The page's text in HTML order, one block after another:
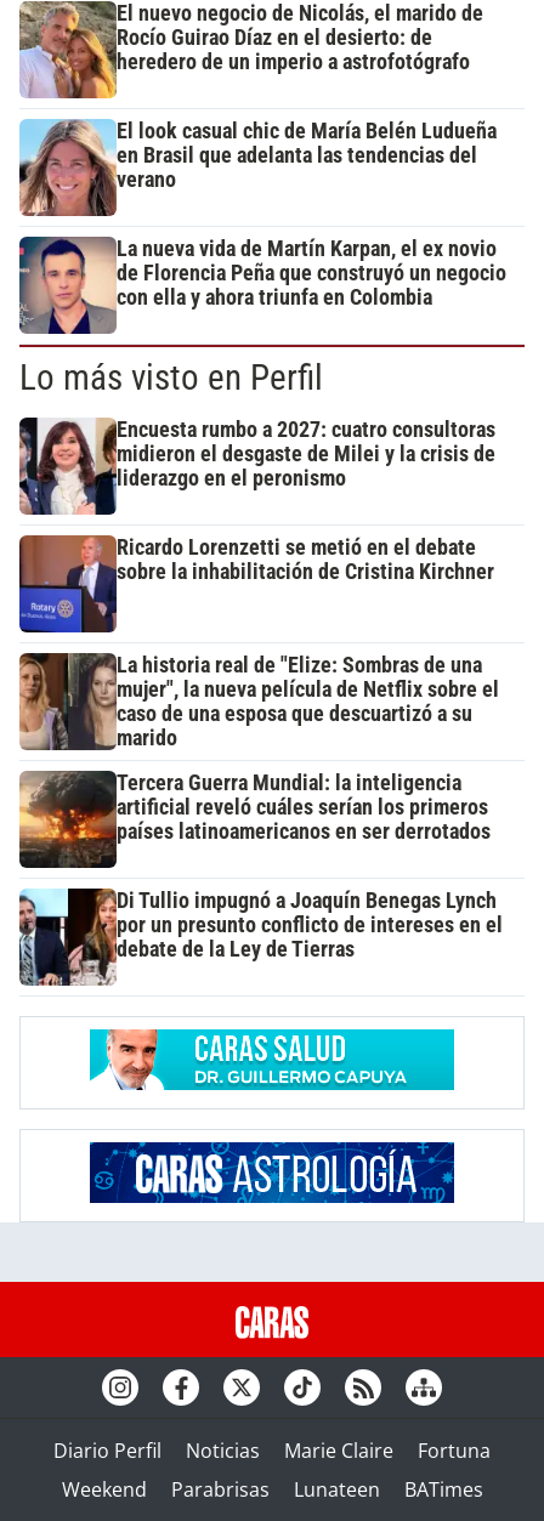
El nuevo negocio de Nicolás, el marido de
Rocío Guirao Díaz en el desierto: de
heredero de un imperio a astrofotógrafo
El look casual chic de María Belén Ludueña
en Brasil que adelanta las tendencias del
verano
La nueva vida de Martín Karpan, el ex novio
de Florencia Peña que construyó un negocio
con ella y ahora triunfa en Colombia
Lo más visto en Perfil
Encuesta rumbo a 2027: cuatro consultoras
midieron el desgaste de Milei y la crisis de
liderazgo en el peronismo
Ricardo Lorenzetti se metió en el debate
sobre la inhabilitación de Cristina Kirchner
La historia real de "Elize: Sombras de una
mujer", la nueva película de Netflix sobre el
caso de una esposa que descuartizó a su
marido
Tercera Guerra Mundial: la inteligencia
artificial reveló cuáles serían los primeros
países latinoamericanos en ser derrotados
Di Tullio impugnó a Joaquín Benegas Lynch
por un presunto conflicto de intereses en el
debate de la Ley de Tierras
Diario Perfil Noticias Marie Claire
Fortuna
Weekend
Parabrisas Lunateen BATimes